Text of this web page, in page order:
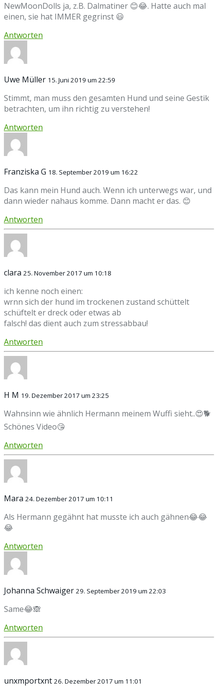
NewMoonDolls ja, z.B. Dalmatiner 😊😂. Hatte auch mal
einen, sie hat IMMER gegrinst 😃
Antworten
Uwe Müller 15. Juni 2019 um 22:59
Stimmt, man muss den gesamten Hund und seine Gestik
betrachten, um ihn richtig zu verstehen!
Antworten
Franziska G 18. September 2019 um 16:22
Das kann mein Hund auch. Wenn ich unterwegs war, und
dann wieder nahaus komme. Dann macht er das. 😊
Antworten
clara 25. November 2017 um 10:18
ich kenne noch einen:
wrnn sich der hund im trockenen zustand schüttelt
schüftelt er dreck oder etwas ab
falsch! das dient auch zum stressabbau!
Antworten
H M 19. Dezember 2017 um 23:25
Wahnsinn wie ähnlich Hermann meinem Wuffi sieht..😍🐕
Schönes Video😘
Antworten
Mara 24. Dezember 2017 um 10:11
Als Hermann gegähnt hat musste ich auch gähnen😂😂
😂
Antworten
Johanna Schwaiger 29. September 2019 um 22:03
Same😂🙈
Antworten
unxmportxnt 26. Dezember 2017 um 11:01